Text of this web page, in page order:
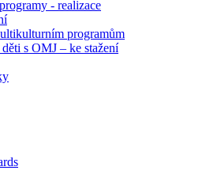
- realizace
programům
s OMJ – ke stažení